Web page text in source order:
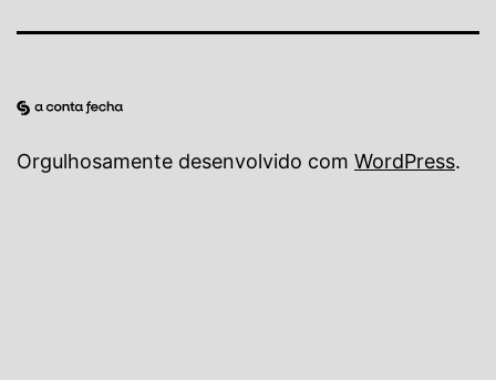
Orgulhosamente desenvolvido com WordPress.